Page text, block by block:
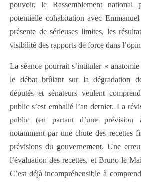
pouvoir, le Rassemblement national
potentielle cohabitation avec
présente de sérieuses limites, les
visibilité des rapports de force dans
La séance pourrait s’intituler «
le débat brûlant sur la dégradation
députés et sénateurs veulent
public s’est emballé l’an dernier. La
public (en partant d’une prévision
notamment par une chute des recettes
prévisions du gouvernement. Une
l’évaluation des recettes, et Bruno le
C’est déjà incompréhensible à